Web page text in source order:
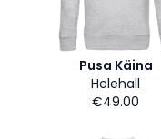
Pusa Käina
Helehall
€49.00